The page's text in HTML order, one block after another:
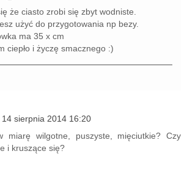
że ciasto zrobi się zbyt wodniste.
użyć do przygotowania np bezy.
ma 35 x cm
ciepło i życzę smacznego :)
14 sierpnia 2014 16:20
miarę wilgotne, puszyste, mięciutkie? Czy
i kruszące się?